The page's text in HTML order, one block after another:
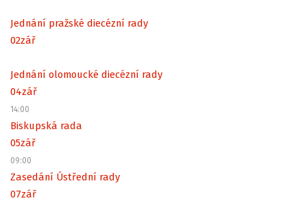
Jednání pražské diecézní rady
02zář
Jednání olomoucké diecézní rady
04zář
14:00
Biskupská rada
05zář
09:00
Zasedání Ústřední rady
07zář